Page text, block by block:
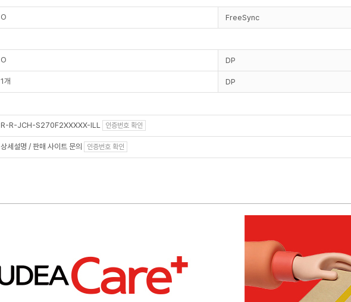
O FreeSync
O DP
1개 DP
R-R-JCH-S270F2XXXXX-ILL 인증번호 확인
상세설명 / 판매 사이트 문의 인증번호 확인